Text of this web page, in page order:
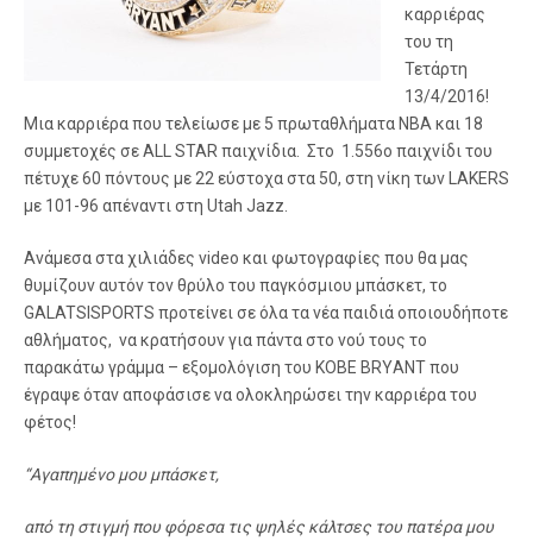
καρριέρας
του τη
Τετάρτη
13/4/2016!
Μια καρριέρα που τελείωσε με 5 πρωταθλήματα ΝΒΑ και 18
συμμετοχές σε ALL STAR παιχνίδια. Στο 1.556ο παιχνίδι του
πέτυχε 60 πόντους με 22 εύστοχα στα 50, στη νίκη των LAKERS
με 101-96 απέναντι στη Utah Jazz.
Ανάμεσα στα χιλιάδες video και φωτογραφίες που θα μας
θυμίζουν αυτόν τον θρύλο του παγκόσμιου μπάσκετ, το
GALATSISPORTS προτείνει σε όλα τα νέα παιδιά οποιουδήποτε
αθλήματος, να κρατήσουν για πάντα στο νού τους το
παρακάτω γράμμα – εξομολόγιση του KOBE BRΥANT που
έγραψε όταν αποφάσισε να ολοκληρώσει την καρριέρα του
φέτος!
“Αγαπημένο μου μπάσκετ,
από τη στιγμή που φόρεσα τις ψηλές κάλτσες του πατέρα μου